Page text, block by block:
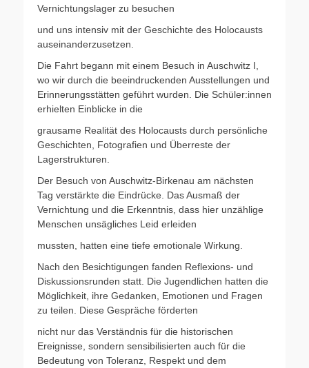
Vernichtungslager zu besuchen
und uns intensiv mit der Geschichte des Holocausts
auseinanderzusetzen.
Die Fahrt begann mit einem Besuch in Auschwitz I,
wo wir durch die beeindruckenden Ausstellungen und
Erinnerungsstätten geführt wurden. Die Schüler:innen
erhielten Einblicke in die
grausame Realität des Holocausts durch persönliche
Geschichten, Fotografien und Überreste der
Lagerstrukturen.
Der Besuch von Auschwitz-Birkenau am nächsten
Tag verstärkte die Eindrücke. Das Ausmaß der
Vernichtung und die Erkenntnis, dass hier unzählige
Menschen unsägliches Leid erleiden
mussten, hatten eine tiefe emotionale Wirkung.
Nach den Besichtigungen fanden Reflexions- und
Diskussionsrunden statt. Die Jugendlichen hatten die
Möglichkeit, ihre Gedanken, Emotionen und Fragen
zu teilen. Diese Gespräche förderten
nicht nur das Verständnis für die historischen
Ereignisse, sondern sensibilisierten auch für die
Bedeutung von Toleranz, Respekt und dem